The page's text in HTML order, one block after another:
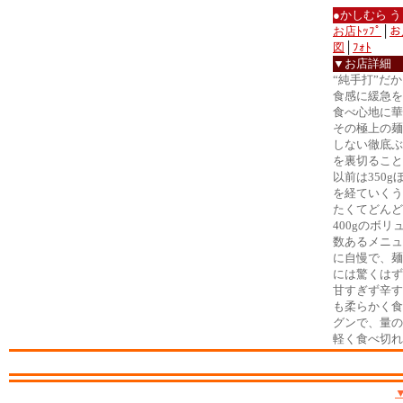
●かしむら
お店ﾄｯﾌﾟ
図
ﾌｫﾄ
▼お店詳細
“純手打”だ
食感に緩急
食べ心地に
その極上の
しない徹底
を裏切るこ
以前は350g
を経ていく
たくてどん
400gのボリ
数あるメニ
に自慢で、
には驚くは
甘すぎず辛
も柔らかく
グンで、量
軽く食べ切